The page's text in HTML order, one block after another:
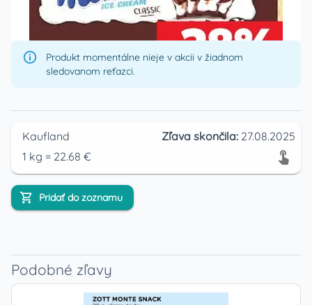
Produkt momentálne nieje v akcii v žiadnom
sledovanom reťazci.
Kaufland Zľava skončila: 27.08.2025
1 kg = 22.68 €
Pridať do zoznamu
Podobné zľavy